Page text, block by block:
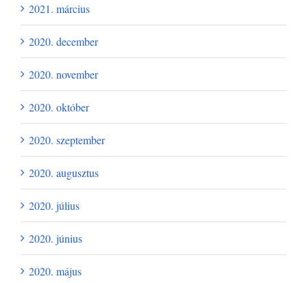
2021. március
2020. december
2020. november
2020. október
2020. szeptember
2020. augusztus
2020. július
2020. június
2020. május